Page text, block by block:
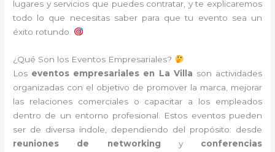
lugares y servicios que puedes contratar, y te explicaremos
todo lo que necesitas saber para que tu evento sea un
éxito rotundo.
¿Qué Son los Eventos Empresariales?
Los eventos empresariales en La Villa son actividades
organizadas con el objetivo de promover la marca, mejorar
las relaciones comerciales o capacitar a los empleados
dentro de un entorno profesional. Estos eventos pueden
ser de diversa índole, dependiendo del propósito: desde
reuniones de networking y conferencias